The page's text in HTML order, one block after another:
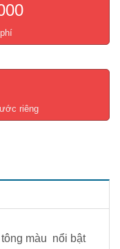
riêng
màu nổi bật